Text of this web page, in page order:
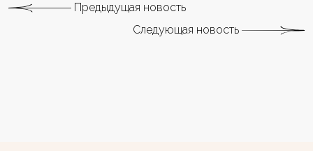
Предыдущая новость
Следующая новость